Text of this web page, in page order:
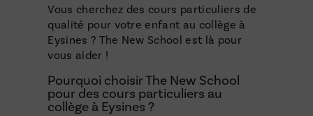
Vous cherchez des cours particuliers de
qualité pour votre enfant au collège à
Eysines ? The New School est là pour
vous aider !
Pourquoi choisir The New School
pour des cours particuliers au
collège à Eysines ?